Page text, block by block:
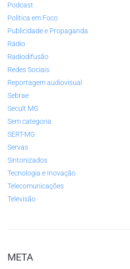
Podcast
Política em Foco
Publicidade e Propaganda
Rádio
Radiodifusão
Redes Sociais
Reportagem audiovisual
Sebrae
Secult MG
Sem categoria
SERT-MG
Servas
Sintonizados
Tecnologia e Inovação
Telecomunicações
Televisão
META